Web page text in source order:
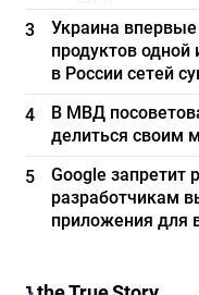
3
Украина
продуктов одной
в России сетей
4
В МВД
делиться своим
5
Google запретит
разработчикам
приложения для